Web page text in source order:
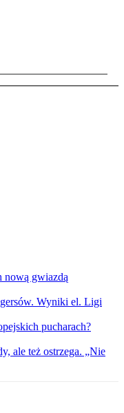
nową gwiazdą
Wyniki el. Ligi
pucharach?
ale też ostrzega. „Nie